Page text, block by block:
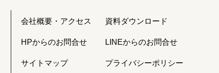
会社概要・アクセス 資料ダウンロード
HPからのお問合せ LINEからのお問合せ
サイトマップ プライバシーポリシー